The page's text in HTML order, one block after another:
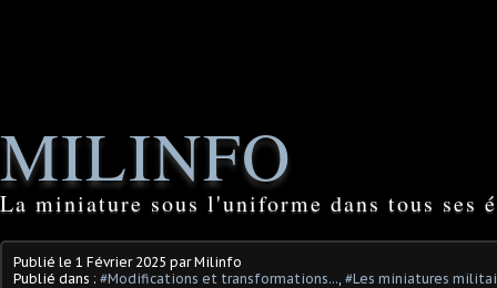
MILINFO
La miniature sous l'uniforme dans tous ses
Publié le 1 Février 2025 par Milinfo
Publié dans : #Modifications et transformations..., #Les miniatures